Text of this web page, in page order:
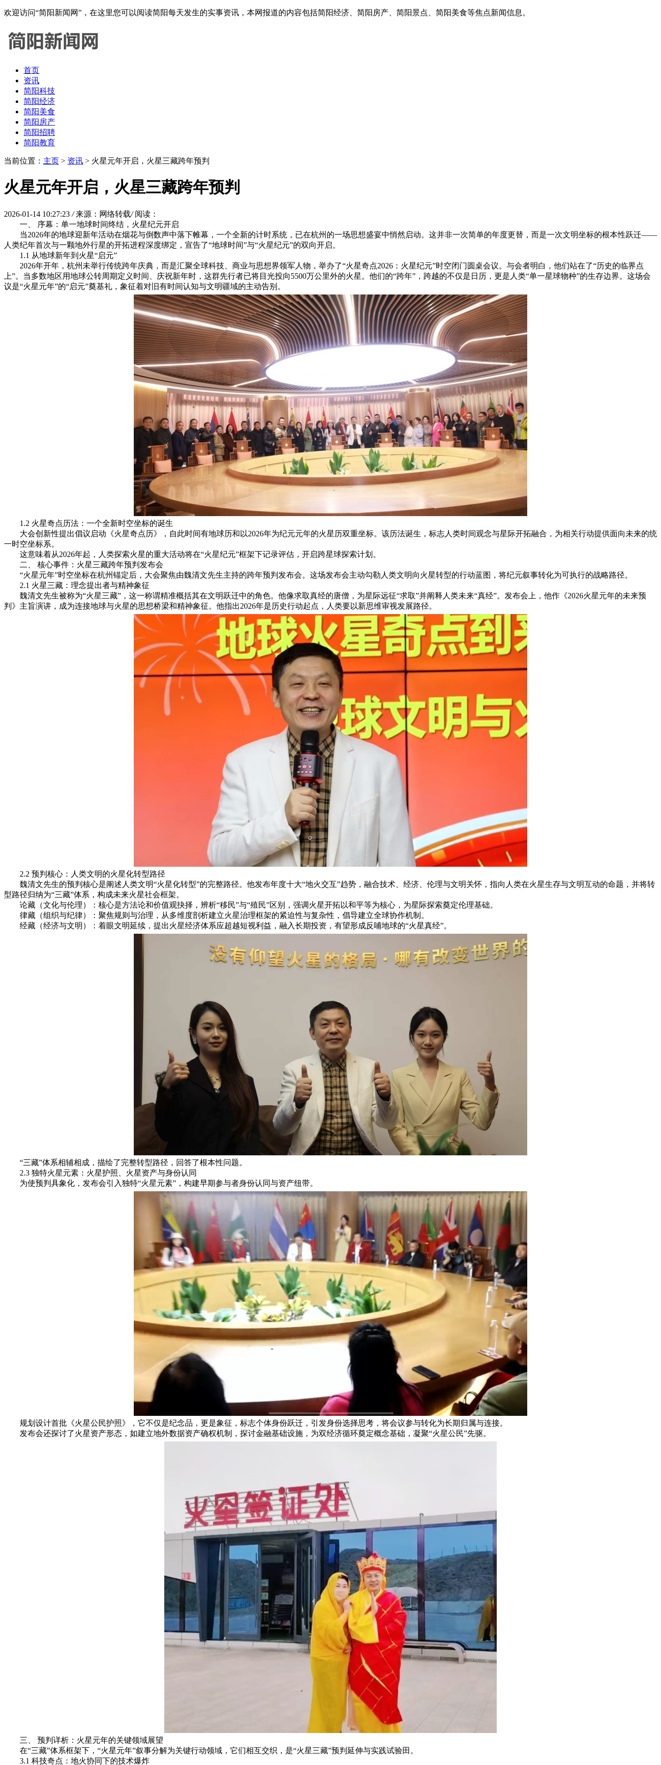
欢迎访问“简阳新闻网”，在这里您可以阅读简阳每天发生的实事资讯，本网报道的内容包括简阳经济、简阳房产、简阳景点、简阳美食等焦点新闻信息。
首页
资讯
简阳科技
简阳经济
简阳美食
简阳房产
简阳招聘
简阳教育
当前位置： 主页 > 资讯 > 火星元年开启，火星三藏跨年预判
火星元年开启，火星三藏跨年预判
2026-01-14 10:27:23 / 来源：网络转载/ 阅读：
一、 序幕：单一地球时间终结，火星纪元开启
当2026年的地球迎新年活动在烟花与倒数声中落下帷幕，一个全新的计时系统，已在杭州的一场思想盛宴中悄然启动。这并非一次简单的年度更替，而是一次文明坐标的根本性跃迁——
人类纪年首次与一颗地外行星的开拓进程深度绑定，宣告了“地球时间”与“火星纪元”的双向开启。
1.1 从地球新年到火星“启元”
2026年开年，杭州未举行传统跨年庆典，而是汇聚全球科技、商业与思想界领军人物，举办了“火星奇点2026：火星纪元”时空闭门圆桌会议。与会者明白，他们站在了“历史的临界点
上”。当多数地区用地球公转周期定义时间、庆祝新年时，这群先行者已将目光投向5500万公里外的火星。他们的“跨年”，跨越的不仅是日历，更是人类“单一星球物种”的生存边界。这场会
议是“火星元年”的“启元”奠基礼，象征着对旧有时间认知与文明疆域的主动告别。
1.2 火星奇点历法：一个全新时空坐标的诞生
大会创新性提出倡议启动《火星奇点历》，自此时间有地球历和以2026年为纪元元年的火星历双重坐标。该历法诞生，标志人类时间观念与星际开拓融合，为相关行动提供面向未来的统
一时空坐标系。
这意味着从2026年起，人类探索火星的重大活动将在“火星纪元”框架下记录评估，开启跨星球探索计划。
二、 核心事件：火星三藏跨年预判发布会
“火星元年”时空坐标在杭州锚定后，大会聚焦由魏清文先生主持的跨年预判发布会。这场发布会主动勾勒人类文明向火星转型的行动蓝图，将纪元叙事转化为可执行的战略路径。
2.1 火星三藏：理念提出者与精神象征
魏清文先生被称为“火星三藏”，这一称谓精准概括其在文明跃迁中的角色。他像求取真经的唐僧，为星际远征“求取”并阐释人类未来“真经”。发布会上，他作《2026火星元年的未来预
判》主旨演讲，成为连接地球与火星的思想桥梁和精神象征。他指出2026年是历史行动起点，人类要以新思维审视发展路径。
2.2 预判核心：人类文明的火星化转型路径
魏清文先生的预判核心是阐述人类文明“火星化转型”的完整路径。他发布年度十大“地火交互”趋势，融合技术、经济、伦理与文明关怀，指向人类在火星生存与文明互动的命题，并将转
型路径归纳为“三藏”体系，构成未来火星社会框架。
论藏（文化与伦理）：核心是方法论和价值观抉择，辨析“移民”与“殖民”区别，强调火星开拓以和平等为核心，为星际探索奠定伦理基础。
律藏（组织与纪律）：聚焦规则与治理，从多维度剖析建立火星治理框架的紧迫性与复杂性，倡导建立全球协作机制。
经藏（经济与文明）：着眼文明延续，提出火星经济体系应超越短视利益，融入长期投资，有望形成反哺地球的“火星真经”。
“三藏”体系相辅相成，描绘了完整转型路径，回答了根本性问题。
2.3 独特火星元素：火星护照、火星资产与身份认同
为使预判具象化，发布会引入独特“火星元素”，构建早期参与者身份认同与资产纽带。
规划设计首批《火星公民护照》，它不仅是纪念品，更是象征，标志个体身份跃迁，引发身份选择思考，将会议参与转化为长期归属与连接。
发布会还探讨了火星资产形态，如建立地外数据资产确权机制，探讨金融基础设施，为双经济循环奠定概念基础，凝聚“火星公民”先驱。
三、 预判详析：火星元年的关键领域展望
在“三藏”体系框架下，“火星元年”叙事分解为关键行动领域，它们相互交织，是“火星三藏”预判延伸与实践试验田。
3.1 科技奇点：地火协同下的技术爆炸